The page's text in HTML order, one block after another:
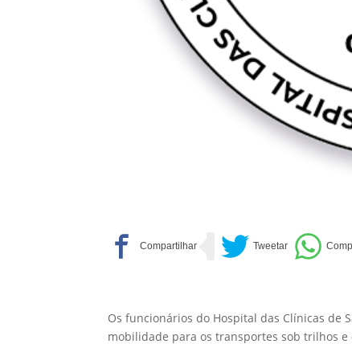
Os funcionários do Hospital das Clínicas de
mobilidade para os transportes sob trilhos